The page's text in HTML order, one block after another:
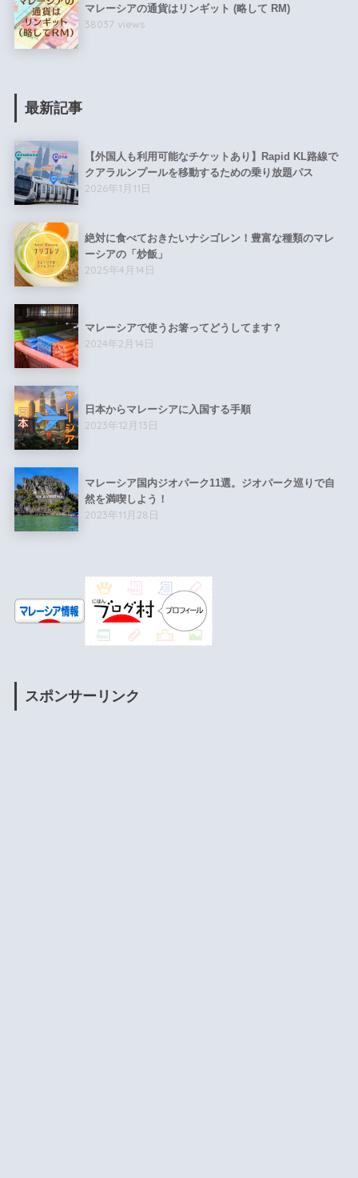
マレーシアの通貨はリンギット (略して RM)
38037 views
最新記事
【外国人も利用可能なチケットあり】Rapid KL路線で
クアラルンプールを移動するための乗り放題パス
2026年1月11日
絶対に食べておきたいナシゴレン！豊富な種類のマレ
ーシアの「炒飯」
2025年4月14日
マレーシアで使うお箸ってどうしてます？
2024年2月14日
日本からマレーシアに入国する手順
2023年12月13日
マレーシア国内ジオパーク11選。ジオパーク巡りで自
然を満喫しよう！
2023年11月28日
スポンサーリンク